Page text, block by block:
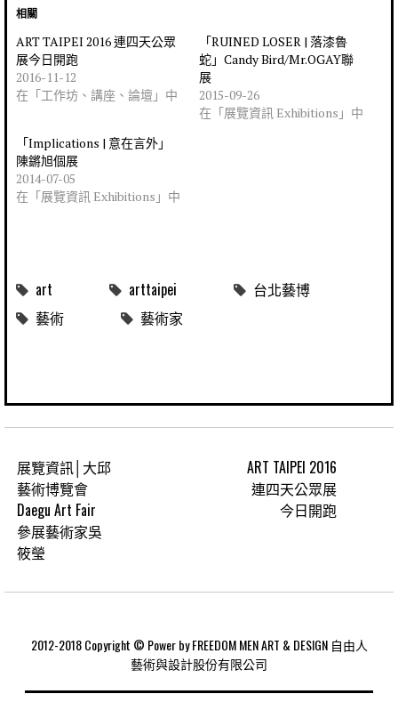
相關
ART TAIPEI 2016 連四天公眾
展今日開跑
2016-11-12
在「工作坊、講座、論壇」中
「RUINED LOSER | 落漆魯
蛇」Candy Bird/Mr.OGAY聯
展
2015-09-26
在「展覽資訊 Exhibitions」中
「Implications | 意在言外」
陳鏘旭個展
2014-07-05
在「展覽資訊 Exhibitions」中
art arttaipei
台北藝博
藝術
藝術家
展覽資訊│大邱
藝術博覽會
Daegu Art Fair
參展藝術家吳
筱瑩
ART TAIPEI 2016
連四天公眾展
今日開跑
2012-2018 Copyright © Power by FREEDOM MEN ART & DESIGN 自由人
藝術與設計股份有限公司